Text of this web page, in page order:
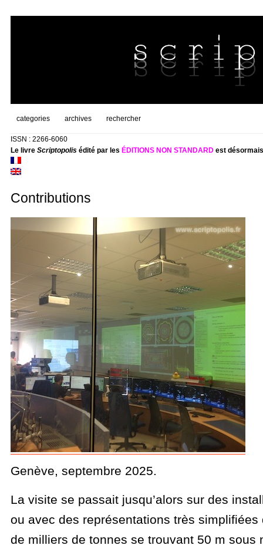
categories archives rechercher
ISSN : 2266-6060
Le livre Scriptopolisédité par les ÉDITIONS NON STANDARDest
Contributions
Genève, septembre 2025.
La visite se passait jusqu’alors sur des
ou avec des représentations très simplifiées
de milliers de tonnes se trouvant 50 m sous